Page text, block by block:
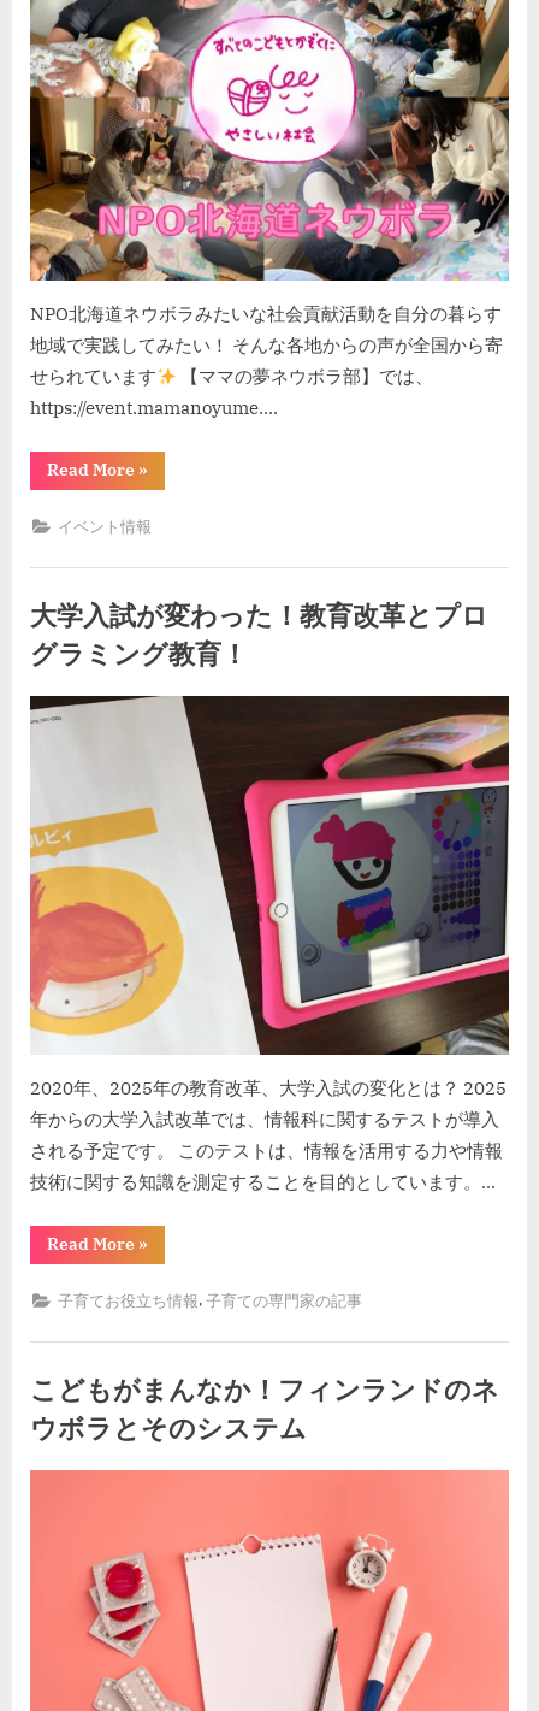
マ
マ
の
夢
ネ
ウ
ボ
ラ
部
入
部
説
明
会
♬
へ
NPO北海道ネウボラみたいな社会貢献活動を自分の暮らす
地域で実践してみたい！ そんな各地からの声が全国から寄
せられています
【ママの夢ネウボラ部】では、
https://event.mamanoyume….
Read More“東
京
催！
マ
の
ネ
ウ
ボ
ラ
部
部
»
イベント情報
大学入試が変わった！教育改革とプロ
グラミング教育！
Posted
on
2023年6月11日
By
kodomira-cafe-admin
2020年、2025年の教育改革、大学入試の変化とは？ 2025
年からの大学入試改革では、情報科に関するテストが導入
される予定です。 このテストは、情報を活用する力や情報
技術に関する知識を測定することを目的としています。…
Read More“大
学
試
が
わ
た！
教
育
改
革
ン
グ
教
育！”
»
子育てお役立ち情報,子育ての専門家の記事
こどもがまんなか！フィンランドのネ
ウボラとそのシステム
Posted
2023年6月3日
By
kodomira-cafe-admin